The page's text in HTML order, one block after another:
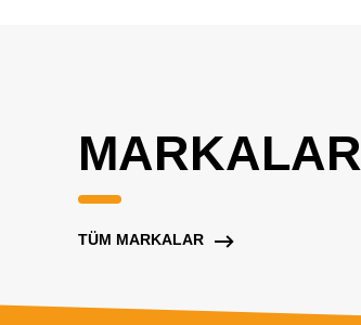
MARKALAR
TÜM MARKALAR